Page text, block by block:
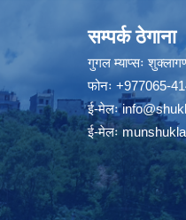
सम्पर्क ठेगाना
गुगल म्याप्सः
फोनः +977065-
ई-मेलः
ई-मेलः